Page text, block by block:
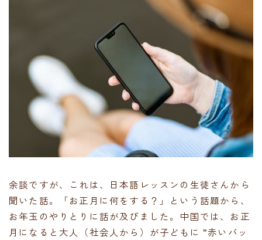
余談ですが、これは、日本語レッスンの生徒さんから
聞いた話。「お正月に何をする？」という話題から、
お年玉のやりとりに話が及びました。中国では、お正
月になると大人（社会人から）が子どもに ”赤いバッ